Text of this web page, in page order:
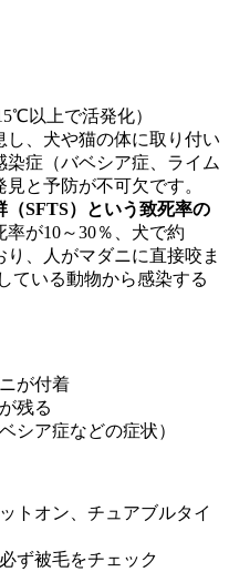
以上で活発化）
、犬や猫の体に取り付い
症（バベシア症、ライム
と予防が不可欠です。
SFTS）という致死率の
率が10～30％、犬で約
り、人がマダニに直接咬ま
ている動物から感染する
が付着
残る
シア症などの症状）
ットオン、チュアブルタイ
ず被毛をチェック